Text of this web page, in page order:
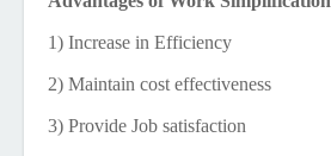
1) Increase in Efficiency
2) Maintain cost effectiveness
3) Provide Job satisfaction